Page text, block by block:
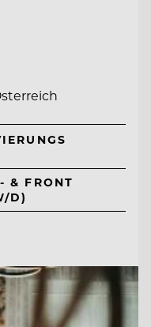
& FRONT
D)